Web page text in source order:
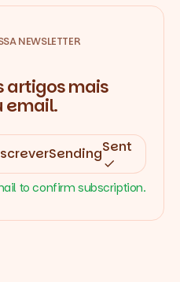
NEWSLETTER
artigos mais
email.
SendingSent
to confirm subscription.